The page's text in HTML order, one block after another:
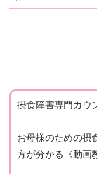
摂食障害専門カウ
お母様のための摂
方が分かる《動画